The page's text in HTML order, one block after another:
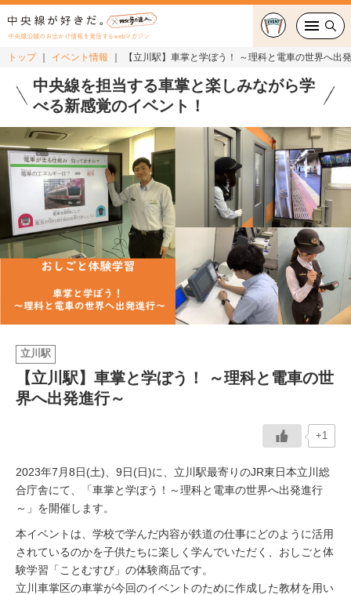
中央線沿線のお出かけ情報を発信するwebマガジン
グルメ・カフェ
おでかけ
ショッピング
中央線カルチャー
特集
連載
中央線フェス
イベント情報
トップ イベント情報 【立川駅】車掌と学ぼう！ ～理科と電車の世界へ出
中央線を担当する車掌と楽しみながら学
べる新感覚のイベント！
立川駅
【立川駅】車掌と学ぼう！ ～理科と電車の世
界へ出発進行～
+1
2023年7月8日(土)、9日(日)に、立川駅最寄りのJR東日本立川総
合庁舎にて、「車掌と学ぼう！～理科と電車の世界へ出発進行
～」を開催します。
本イベントは、学校で学んだ内容が鉄道の仕事にどのように活用
されているのかを子供たちに楽しく学んでいただく、おしごと体
験学習「ことむすび」の体験商品です。
立川車掌区の車掌が今回のイベントのために作成した教材を用い